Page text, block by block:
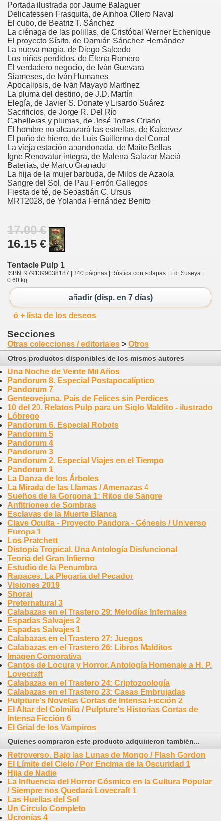
Portada ilustrada por Jaume Balaguer
Delicatessen Frasquita, de Ainhoa Ollero Naval
El cubo, de Beatriz T. Sánchez
La ciénaga de las polillas, de Cristóbal Werner Echenique
El proyecto Sísifo, de Damián Sánchez Hernández
La nueva magia, de Diego Salcedo
Los niños perdidos, de Elena Romero
El verdadero negocio, de Iván Guevara
Siameses, de Iván Humanes
Apocalipsis, de Iván Mayayo Martínez
La pluma del destino, de J.D. Martín
Elegía, de Javier S. Donate y Lisardo Suárez
Sacrificios, de Jorge R. Del Río
Cabelleras y plumas, de José Torres Criado
El hombre no alcanzará las estrellas, de Kalcevez
El puño de hierro, de Luis Guillermo del Corral
La vieja estación abandonada, de Maite Bellas
Igne Renovatur integra, de Malena Salazar Maciá
Baterías, de Marco Granado
La hija de la mujer barbuda, de Milos de Azaola
Sangre del Sol, de Pau Ferrón Gallegos
Fiesta de té, de Sebastián C. Ursus
MRT2028, de Yolanda Fernández Benito
17.00 €
16.15 €
Tentacle Pulp 1
ISBN: 9791399038187 | 340 páginas | Rústica con solapas | Ed. Suseya |
0.60 kg
añadir (disp. en 7 días)
ó + lista de los deseos
Secciones
Otras colecciones / editoriales > Otros
Otros productos disponibles de los mismos autores
Una Noche de Veinte Mil Años
Pandorum 8. Especial Postapocalíptico
Pandorum 7
Genteovejuna. País de Felices sin Perdices
10 del 20. Relatos Pulp para un Siglo Maldito - ilustrado
Lóbrego
Pandorum 6. Especial Robots
Pandorum 5
Pandorum 4
Pandorum 3
Pandorum 2. Especial Viajes en el Tiempo
Pandorum 1
La Danza de los Árboles
La Mirada de las Llamas / Amenazas 4
Sueños de la Gorgona 1: Ritos de Sangre
Anfitriones de Sombras
Esclavas de la Muerte Blanca
Clave Oculta - Proyecto Pandora - Génesis / Universo
Europa 1
Los Pratchett
Distopía Tropical. Una Antología Disfuncional
Teoría del Gran Infierno
Estudio de la Penumbra
Rapaces. La Plegaria del Pecador
Visiones 2019
Shorai
Preternatural 3
Calabazas en el Trastero 29: Melodías Infernales
Espadas Salvajes 2
Espadas Salvajes 1
Calabazas en el Trastero 27: Juegos
Calabazas en el Trastero 26: Libros Malditos
Imagen Corporativa
Cantos de Locura y Horror. Antología Homenaje a H. P.
Lovecraft
Calabazas en el Trastero 24: Criptozoología
Calabazas en el Trastero 23: Casas Embrujadas
Pulpture's Novelas Cortas de Intensa Ficción 2
El Altar del Colmillo / Pulpture's Historias Cortas de
Intensa Ficción 6
El Grial de los Vampiros
Quienes compraron este producto adquirieron también...
Retroverso. Bajo las Lunas de Mongo / Flash Gordon
El Límite del Cielo / Por Encima de la Oscuridad 1
Hija de Nadie
La Influencia del Horror Cósmico en la Cultura Popular
/ Siempre nos Quedará Lovecraft 1
Las Huellas del Sol
Un Círculo Completo
Ucronías 4